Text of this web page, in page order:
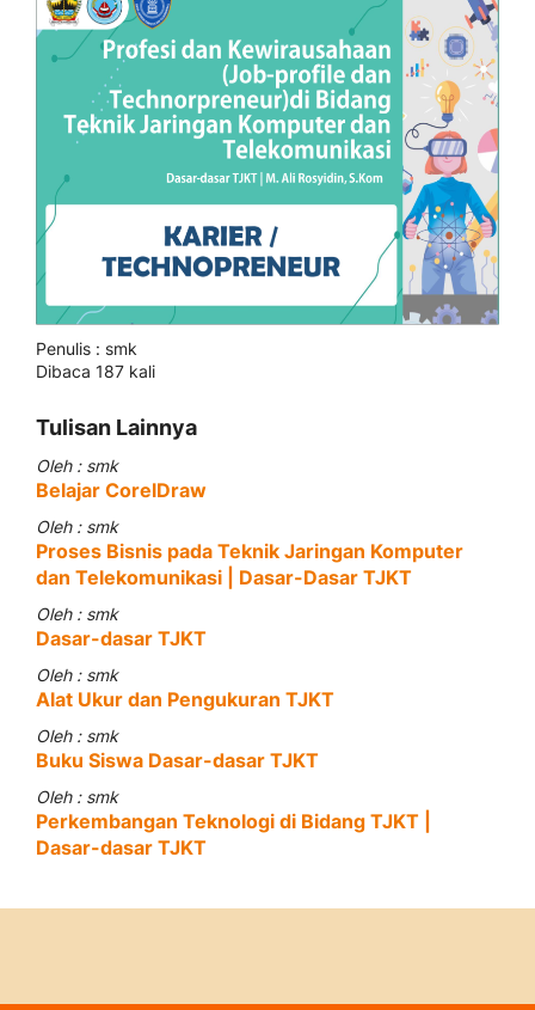
Penulis : smk
Dibaca 187 kali
Tulisan Lainnya
Oleh : smk
Belajar CorelDraw
Oleh : smk
Proses Bisnis pada Teknik Jaringan Komputer
dan Telekomunikasi | Dasar-Dasar TJKT
Oleh : smk
Dasar-dasar TJKT
Oleh : smk
Alat Ukur dan Pengukuran TJKT
Oleh : smk
Buku Siswa Dasar-dasar TJKT
Oleh : smk
Perkembangan Teknologi di Bidang TJKT |
Dasar-dasar TJKT